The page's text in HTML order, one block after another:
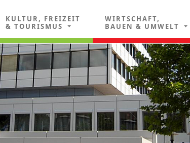
KULTUR, FREIZEIT
& TOURISMUS
WIRTSCHAFT,
BAUEN & UMWELT